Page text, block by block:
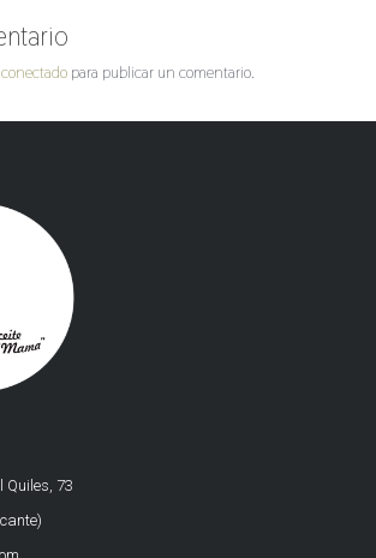
conectado para publicar un comentario.
Quiles, 73